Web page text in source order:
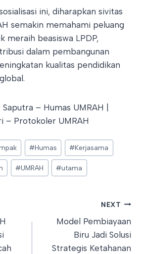
ini, diharapkan sivitas
semakin memahami peluang
meraih beasiswa LPDP,
dalam pembangunan
kualitas pendidikan
– Humas UMRAH |
– Protokoler UMRAH
#Humas #Kerjasama
#UMRAH #utama
NEXT
Model Pembiayaan
Biru Jadi Solusi
Strategis Ketahanan